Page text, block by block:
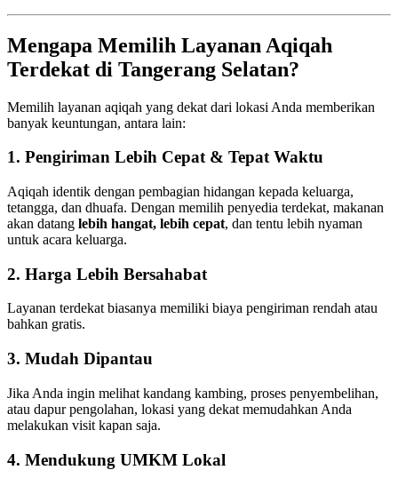
Mengapa Memilih Layanan Aqiqah
Terdekat di Tangerang Selatan?
Memilih layanan aqiqah yang dekat dari lokasi Anda memberikan
banyak keuntungan, antara lain:
1. Pengiriman Lebih Cepat & Tepat Waktu
Aqiqah identik dengan pembagian hidangan kepada keluarga,
tetangga, dan dhuafa. Dengan memilih penyedia terdekat, makanan
akan datang lebih hangat, lebih cepat, dan tentu lebih nyaman
untuk acara keluarga.
2. Harga Lebih Bersahabat
Layanan terdekat biasanya memiliki biaya pengiriman rendah atau
bahkan gratis.
3. Mudah Dipantau
Jika Anda ingin melihat kandang kambing, proses penyembelihan,
atau dapur pengolahan, lokasi yang dekat memudahkan Anda
melakukan visit kapan saja.
4. Mendukung UMKM Lokal